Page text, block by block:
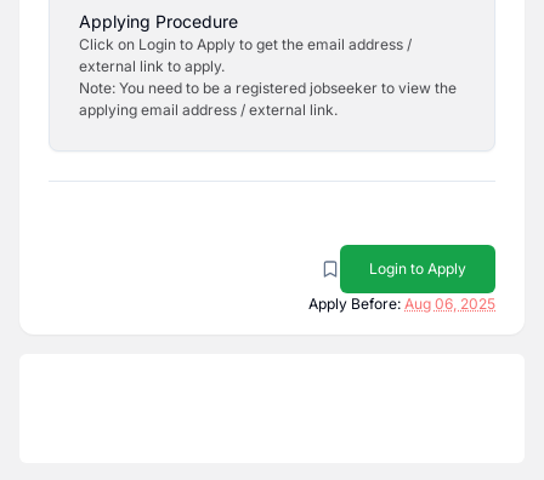
Applying Procedure
Click on Login to Apply to get the email address /
external link to apply.
Note: You need to be a registered jobseeker to view the
applying email address / external link.
Login to Apply
Apply Before: Aug 06, 2025